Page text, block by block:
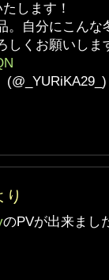
します！
。自分にこんな
しくお願いしま
のPVが出来まし